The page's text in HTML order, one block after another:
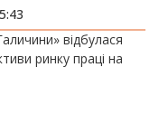
відбулася
ринку праці на